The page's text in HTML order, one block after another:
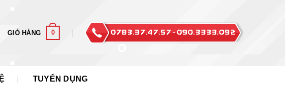
GIỎ HÀNG 0
TUYỂN DỤNG